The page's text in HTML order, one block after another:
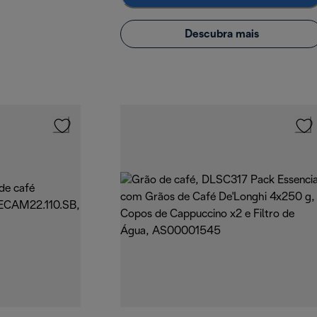
Descubra mais